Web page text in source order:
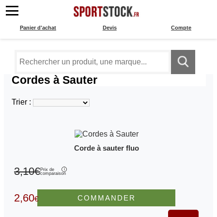
Compte
Devis
Panier d'achat
Cordes à Sauter
Trier :
Corde à sauter fluo
3,10€Prix de
comparaison
2,60€ COMMANDER